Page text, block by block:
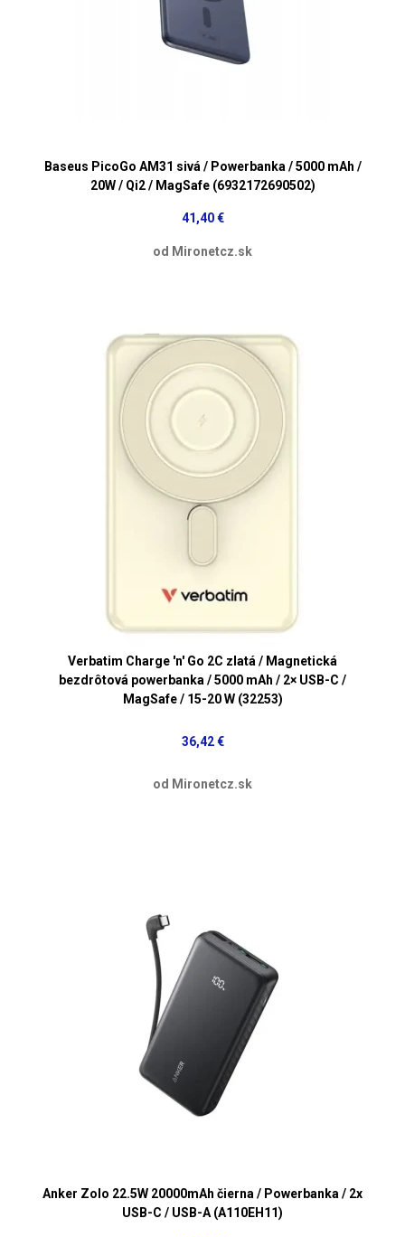
Baseus PicoGo AM31 sivá / Powerbanka / 5000 mAh /
20W / Qi2 / MagSafe (6932172690502)
41,40 €
od Mironetcz.sk
Verbatim Charge 'n' Go 2C zlatá / Magnetická
bezdrôtová powerbanka / 5000 mAh / 2× USB-C /
MagSafe / 15-20 W (32253)
36,42 €
od Mironetcz.sk
Anker Zolo 22.5W 20000mAh čierna / Powerbanka / 2x
USB-C / USB-A (A110EH11)